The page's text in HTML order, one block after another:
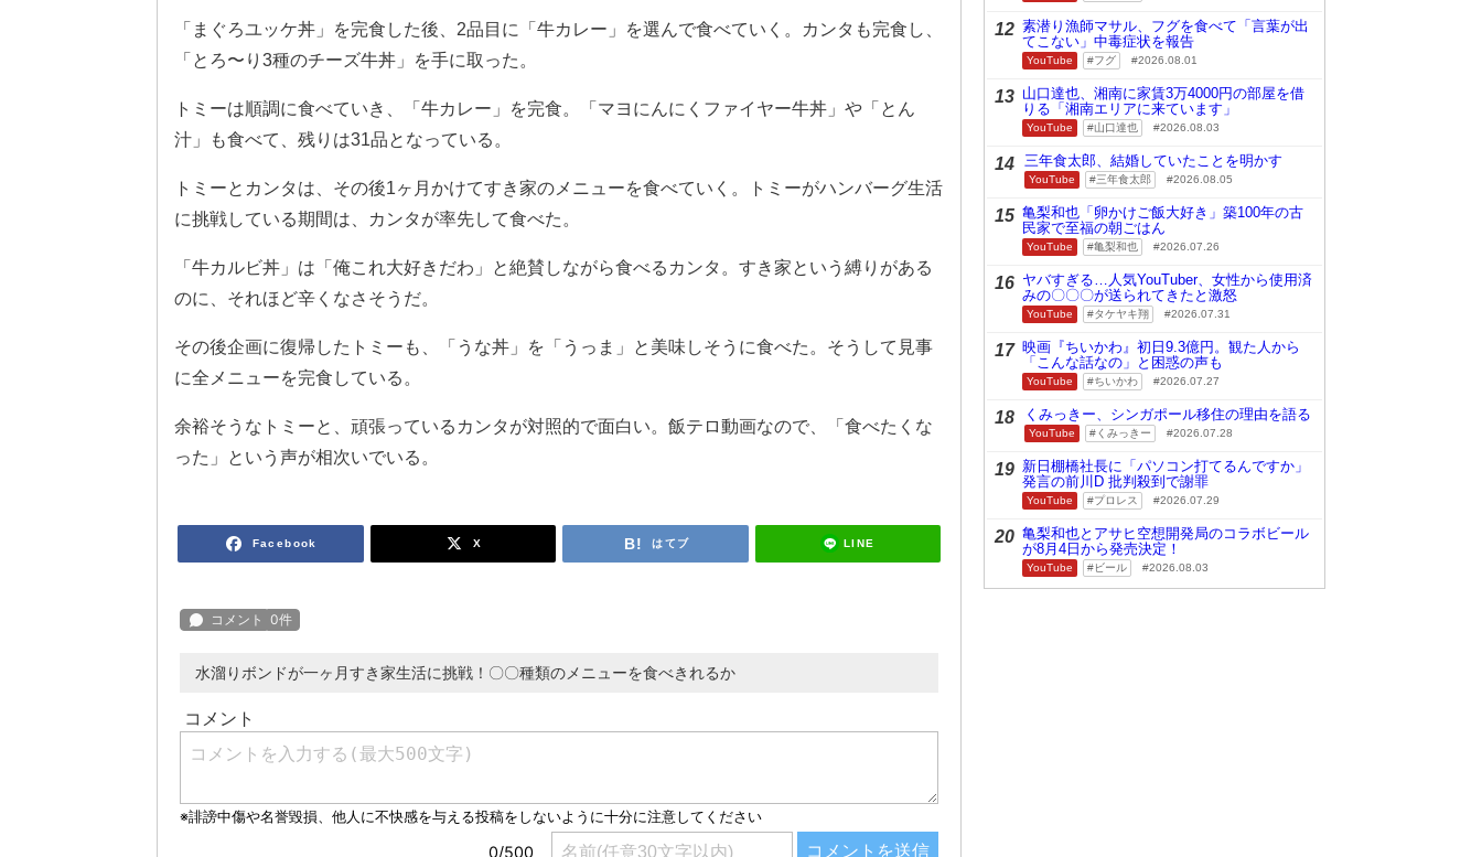
「まぐろユッケ丼」を完食した後、2品目に「牛カレー」を選んで食べていく。カンタも完食し、
「とろ〜り3種のチーズ牛丼」を手に取った。
トミーは順調に食べていき、「牛カレー」を完食。「マヨにんにくファイヤー牛丼」や「とん
汁」も食べて、残りは31品となっている。
トミーとカンタは、その後1ヶ月かけてすき家のメニューを食べていく。トミーがハンバーグ生活
に挑戦している期間は、カンタが率先して食べた。
「牛カルビ丼」は「俺これ大好きだわ」と絶賛しながら食べるカンタ。すき家という縛りがある
のに、それほど辛くなさそうだ。
その後企画に復帰したトミーも、「うな丼」を「うっま」と美味しそうに食べた。そうして見事
に全メニューを完食している。
余裕そうなトミーと、頑張っているカンタが対照的で面白い。飯テロ動画なので、「食べたくな
った」という声が相次いでいる。
Facebook X はてブ LINE
水溜りボンドが一ヶ月すき家生活に挑戦！〇〇種類のメニューを食べきれるか
12 素潜り漁師マサル、フグを食べて「言葉が出
てこない」中毒症状を報告
YouTube フグ 2026.08.01
13 山口達也、湘南に家賃3万4000円の部屋を借
りる「湘南エリアに来ています」
YouTube 山口達也 2026.08.03
14 三年食太郎、結婚していたことを明かす
YouTube 三年食太郎 2026.08.05
15 亀梨和也「卵かけご飯大好き」築100年の古
民家で至福の朝ごはん
YouTube 亀梨和也 2026.07.26
16 ヤバすぎる…人気YouTuber、女性から使用済
みの〇〇〇が送られてきたと激怒
YouTube タケヤキ翔 2026.07.31
17 映画『ちいかわ』初日9.3億円。観た人から
「こんな話なの」と困惑の声も
YouTube ちいかわ 2026.07.27
18 くみっきー、シンガポール移住の理由を語る
YouTube くみっきー 2026.07.28
19 新日棚橋社長に「パソコン打てるんですか」
発言の前川D 批判殺到で謝罪
YouTube プロレス 2026.07.29
20 亀梨和也とアサヒ空想開発局のコラボビール
が8月4日から発売決定！
YouTube ビール 2026.08.03